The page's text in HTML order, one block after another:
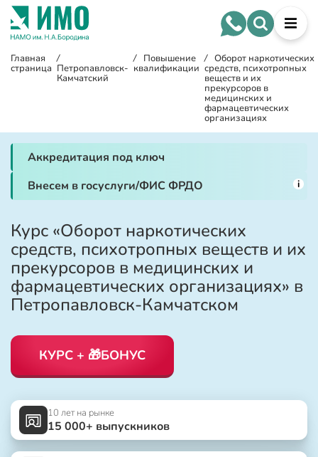
Главная
страница
/
Петропавловск-
Камчатский
/ Повышение
квалификации
/ Оборот наркотических
средств, психотропных
веществ и их
прекурсоров в
медицинских и
фармацевтических
организациях
Аккредитация под ключ
Внесем в госуслуги/ФИС ФРДО
i
Курс «Оборот наркотических
средств, психотропных веществ и их
прекурсоров в медицинских и
фармацевтических организациях» в
Петропавловск-Камчатском
КУРС + 🎁БОНУС
10 лет на рынке
15 000+ выпускников